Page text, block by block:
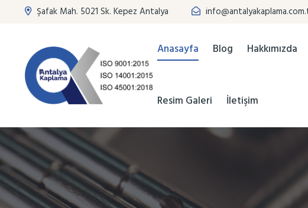
Şafak Mah. 5021 Sk. Kepez Antalya
Anasayfa Blog Hakkımızda
Resim Galeri İletişim